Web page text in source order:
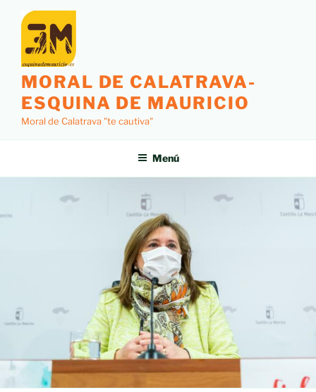
MORAL DE CALATRAVA-
ESQUINA DE MAURICIO
Moral de Calatrava "te cautiva"
Menú